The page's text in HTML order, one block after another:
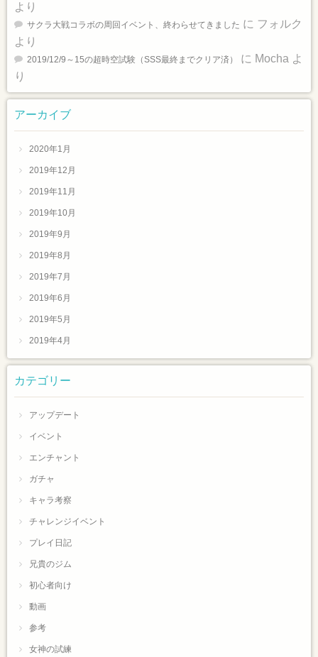
より
サクラ大戦コラボの周回イベント、終わらせてきました に フォルク
より
2019/12/9～15の超時空試験（SSS最終までクリア済） に Mocha よ
り
アーカイブ
2020年1月
2019年12月
2019年11月
2019年10月
2019年9月
2019年8月
2019年7月
2019年6月
2019年5月
2019年4月
カテゴリー
アップデート
イベント
エンチャント
ガチャ
キャラ考察
チャレンジイベント
プレイ日記
兄貴のジム
初心者向け
動画
参考
女神の試練